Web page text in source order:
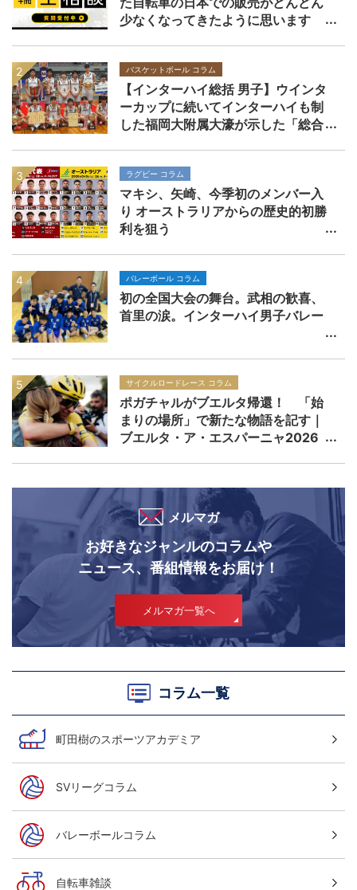
少なくなってきたように思います
バスケットボール コラム
【インターハイ総括 男子】ウインタ
ーカップに続いてインターハイも制
した福岡大附属大濠が示した「総合
ラグビー コラム
マキシ、矢崎、今季初のメンバー入
り オーストラリアからの歴史的初勝
利を狙う
バレーボール コラム
初の全国大会の舞台。武相の歓喜、
首里の涙。インターハイ男子バレー
サイクルロードレース コラム
ポガチャルがブエルタ帰還！ 「始
まりの場所」で新たな物語を記す｜
ブエルタ・ア・エスパーニャ2026
メルマガ
お好きなジャンルのコラムや
ニュース、番組情報をお届け！
メルマガ一覧へ
コラム一覧
町田樹のスポーツアカデミア
SVリーグコラム
バレーボールコラム
自転車雑談